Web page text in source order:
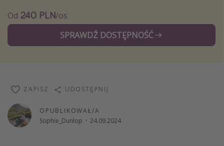
Wakacje All Inclusive
Wakacje do 1000 PLN
Wakacje z dziećmi
City Break
Hotele SPA i wellness
Sylwester za granicą
Od 240 PLN/os
SPRAWDŹ DOSTĘPNOŚĆ
OPUBLIKOWAŁ/A
Sophie_Dunlop · 24.09.2024
ZAPISZ UDOSTĘPNIJ